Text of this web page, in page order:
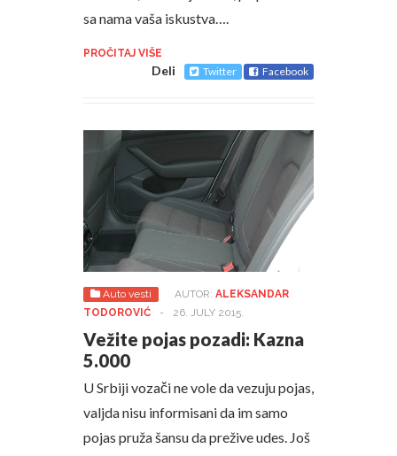
sa nama vaša iskustva….
PROČITAJ VIŠE
Deli Twitter Facebook
Auto vesti AUTOR: ALEKSANDAR
TODOROVIĆ
- 26. JULY 2015.
Vežite pojas pozadi: Kazna
5.000
U Srbiji vozači ne vole da vezuju pojas,
valjda nisu informisani da im samo
pojas pruža šansu da prežive udes. Još